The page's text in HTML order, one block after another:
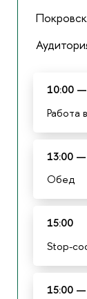
10:00
Работа
13:00
Обед
15:00
Stop-
15:00